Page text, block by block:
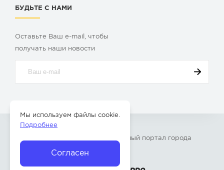
БУДЬТЕ С НАМИ
Оставьте Ваш e-mail, чтобы
получать наши новости
» – Главный портал города
Согласен
Мы используем файлы cookie.
Подробнее